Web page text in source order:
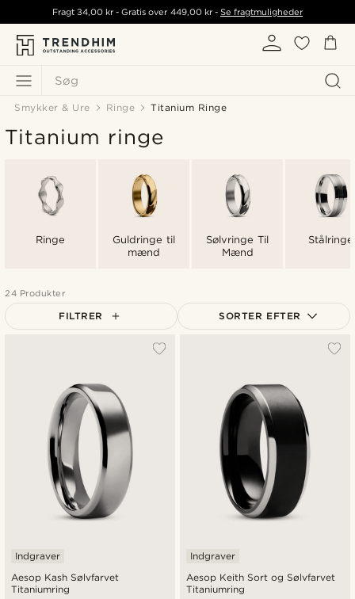
Søg
Fragt34,00 kr - Gratis over 449,00 kr- Se fragtmuligheder
Smykker & Ure Ringe Titanium Ringe
Titanium ringe
Ringe
Guldringe til
mænd
Sølvringe Til
Mænd
Stålringe
24 Produkter
FILTRER SORTER EFTER
Laveste pris
Højeste pris
Aesop Kash Sølvfarvet
Titaniumring
Indgraver
Aesop Keith Sort og Sølvfarvet
Titaniumring
Indgraver